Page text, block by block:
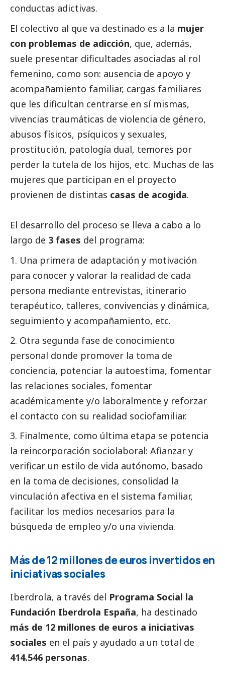
conductas adictivas.
El colectivo al que va destinado es a la mujer
con problemas de adicción, que, además,
suele presentar dificultades asociadas al rol
femenino, como son: ausencia de apoyo y
acompañamiento familiar, cargas familiares
que les dificultan centrarse en sí mismas,
vivencias traumáticas de violencia de género,
abusos físicos, psíquicos y sexuales,
prostitución, patología dual, temores por
perder la tutela de los hijos, etc. Muchas de las
mujeres que participan en el proyecto
provienen de distintas casas de acogida.
El desarrollo del proceso se lleva a cabo a lo
largo de 3 fases del programa:
Una primera de adaptación y motivación
para conocer y valorar la realidad de cada
persona mediante entrevistas, itinerario
terapéutico, talleres, convivencias y dinámica,
seguimiento y acompañamiento, etc.
Otra segunda fase de conocimiento
personal donde promover la toma de
conciencia, potenciar la autoestima, fomentar
las relaciones sociales, fomentar
académicamente y/o laboralmente y reforzar
el contacto con su realidad sociofamiliar.
Finalmente, como última etapa se potencia
la reincorporación sociolaboral: Afianzar y
verificar un estilo de vida autónomo, basado
en la toma de decisiones, consolidad la
vinculación afectiva en el sistema familiar,
facilitar los medios necesarios para la
búsqueda de empleo y/o una vivienda.
Más de 12 millones de euros invertidos en
iniciativas sociales
Iberdrola, a través del Programa Social la
Fundación Iberdrola España, ha destinado
más de 12 millones de euros a iniciativas
sociales en el país y ayudado a un total de
414.546 personas.